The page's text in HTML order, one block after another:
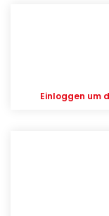
Einloggen um